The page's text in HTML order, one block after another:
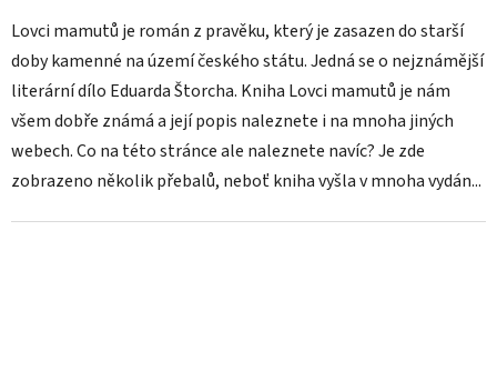
Lovci mamutů je román z pravěku, který je zasazen do starší
doby kamenné na území českého státu. Jedná se o nejznámější
literární dílo Eduarda Štorcha. Kniha Lovci mamutů je nám
všem dobře známá a její popis naleznete i na mnoha jiných
webech. Co na této stránce ale naleznete navíc? Je zde
zobrazeno několik přebalů, neboť kniha vyšla v mnoha vydán...